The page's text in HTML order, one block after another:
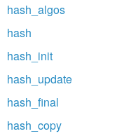
hash_algos
hash
hash_init
hash_update
hash_final
hash_copy